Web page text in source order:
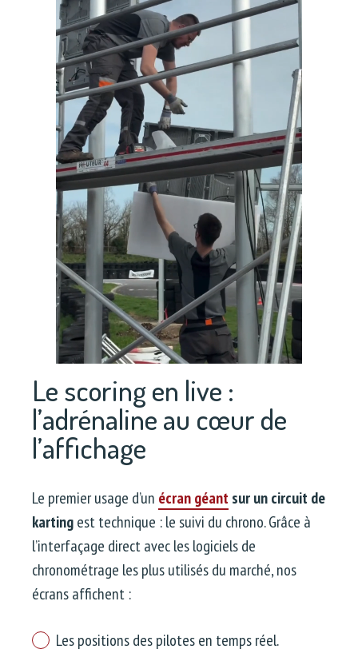
Le scoring en live :
l’adrénaline au cœur de
l’affichage
Le premier usage d’un écran géant sur un circuit de
kartingest technique : le suivi du chrono. Grâce à
l’interfaçage direct avec les logiciels de
chronométrage les plus utilisés du marché, nos
écrans affichent :
Les positions des pilotes en temps réel.